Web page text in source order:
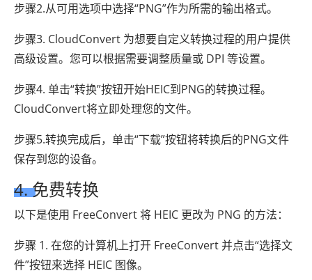
步骤2.从可用选项中选择“PNG”作为所需的输出格式。
步骤3. CloudConvert 为想要自定义转换过程的用户提供
高级设置。您可以根据需要调整质量或 DPI 等设置。
步骤4. 单击“转换”按钮开始HEIC到PNG的转换过程。
CloudConvert将立即处理您的文件。
步骤5.转换完成后，单击“下载”按钮将转换后的PNG文件
保存到您的设备。
4. 免费转换
以下是使用 FreeConvert 将 HEIC 更改为 PNG 的方法：
步骤 1. 在您的计算机上打开 FreeConvert 并点击“选择文
件”按钮来选择 HEIC 图像。